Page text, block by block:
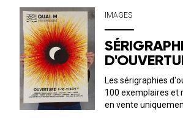
Les sérigrap...
IMAGES
Les sérigraphies
100 exemplaires et
en vente